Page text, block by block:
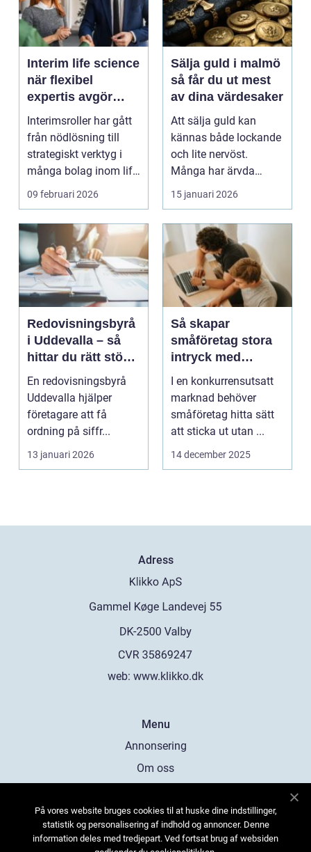
Interim life science
när flexibel
expertis avgör
takten
Interimsroller har gått
från nödlösning till
strategiskt verktyg i
många bolag inom life
science. Nä...
09 februari 2026
Sälja guld i malmö
så får du ut mest
av dina värdesaker
Att sälja guld kan
kännas både lockande
och lite nervöst.
Många har ärvda
smycken, gamla
släktklenod...
15 januari 2026
Redovisningsbyrå
i Uddevalla – så
hittar du rätt stöd
för företagets
ekonomi
En redovisningsbyrå
Uddevalla hjälper
företagare att få
ordning på siffr...
13 januari 2026
Så skapar
småföretag stora
intryck med
kreativ
marknadsföring
I en konkurrensutsatt
marknad behöver
småföretag hitta sätt
att sticka ut utan ...
14 december 2025
Adress
web: www.klikko.dk
Menu
Annonsering
Om oss
Kontakta oss
Sitemap
På vores website bruges cookies til at huske dine indstillinger,
statistik og personalisering af indhold og annoncer. Denne
information deles med tredjepart. Ved fortsat brug af websiden